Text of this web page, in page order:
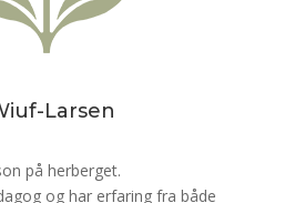
Larsen
på herberget.
og har erfaring fra både